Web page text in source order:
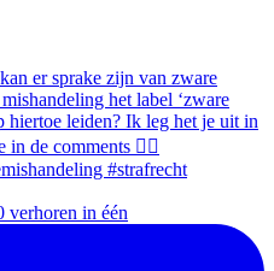
verhoren in één